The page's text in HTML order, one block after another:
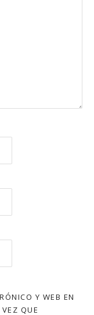
Y WEB EN
QUE